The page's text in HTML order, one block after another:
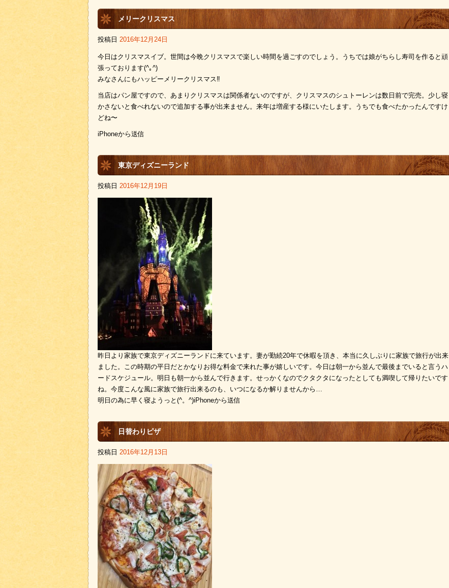
メリークリスマス
投稿日 2016年12月24日
今日はクリスマスイブ。世間は今晩クリスマスで楽しい時間を過ごすのでしょう。うちでは娘がちらし寿司を作ると頑
張っております(^｡^)
みなさんにもハッピーメリークリスマス‼︎
当店はパン屋ですので、あまりクリスマスは関係者ないのですが、クリスマスのシュトーレンは数日前で完売。少し寝
かさないと食べれないので追加する事が出来ません。来年は増産する様にいたします。うちでも食べたかったんですけ
どね〜
iPhoneから送信
東京ディズニーランド
投稿日 2016年12月19日
昨日より家族で東京ディズニーランドに来ています。妻が勤続20年で休暇を頂き、本当に久しぶりに家族で旅行が出来
ました。この時期の平日だとかなりお得な料金で来れた事が嬉しいです。今日は朝一から並んで最後までいると言うハ
ードスケジュール。明日も朝一から並んで行きます。せっかくなのでクタクタになったとしても満喫して帰りたいです
ね。今度こんな風に家族で旅行出来るのも、いつになるか解りませんから…
明日の為に早く寝ようっと(^。^)iPhoneから送信
日替わりピザ
投稿日 2016年12月13日